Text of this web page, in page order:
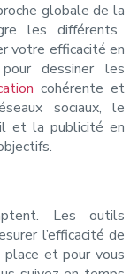
globale de la
les différents
votre efficacité en
dessiner les
cohérente et
sociaux, le
et la publicité en
Les outils
l’efficacité de
et pour vous